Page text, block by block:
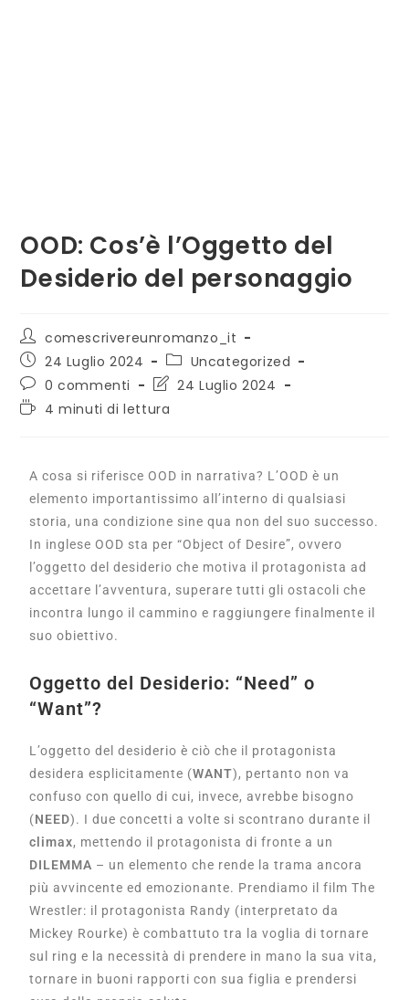
OOD: Cos’è l’Oggetto del
Desiderio del personaggio
comescrivereunromanzo_it
24 Luglio 2024
Uncategorized
0 commenti
24 Luglio 2024
4 minuti di lettura
A cosa si riferisce OOD in narrativa? L’OOD è un
elemento importantissimo all’interno di qualsiasi
storia, una condizione sine qua non del suo successo.
In inglese OOD sta per “Object of Desire”, ovvero
l’oggetto del desiderio che motiva il protagonista ad
accettare l’avventura, superare tutti gli ostacoli che
incontra lungo il cammino e raggiungere finalmente il
suo obiettivo.
Oggetto del Desiderio: “Need” o
“Want”?
L’oggetto del desiderio è ciò che il protagonista
desidera esplicitamente (WANT), pertanto non va
confuso con quello di cui, invece, avrebbe bisogno
(NEED). I due concetti a volte si scontrano durante il
climax, mettendo il protagonista di fronte a un
DILEMMA – un elemento che rende la trama ancora
più avvincente ed emozionante. Prendiamo il film The
Wrestler: il protagonista Randy (interpretato da
Mickey Rourke) è combattuto tra la voglia di tornare
sul ring e la necessità di prendere in mano la sua vita,
tornare in buoni rapporti con sua figlia e prendersi